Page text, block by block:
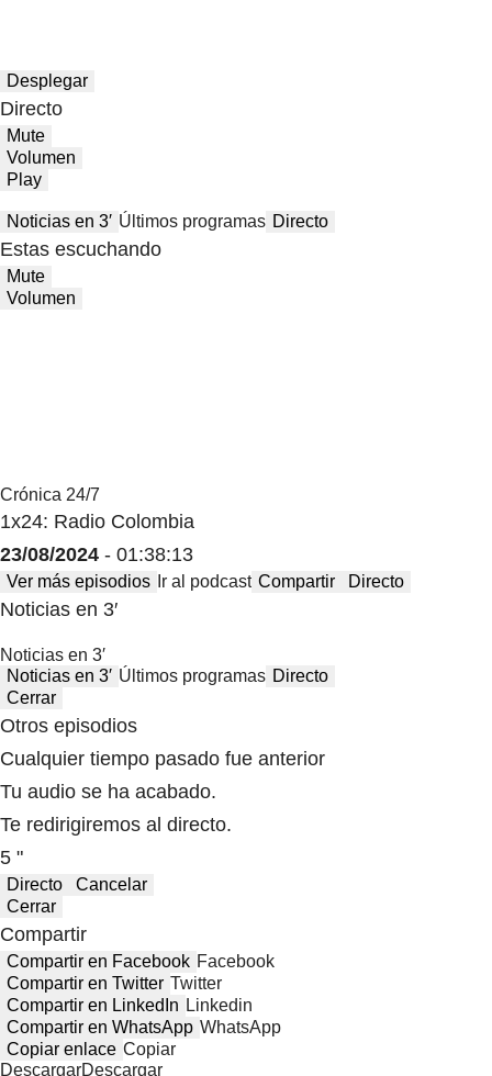
Desplegar
Directo
Mute
Volumen
Play
Noticias en 3′ Últimos programas Directo
Estas escuchando
Mute
Volumen
Crónica 24/7
1x24: Radio Colombia
23/08/2024 - 01:38:13
Ver más episodios Ir al podcast Compartir Directo
Noticias en 3′
Noticias en 3′
Noticias en 3′ Últimos programas Directo
Cerrar
Otros episodios
Cualquier tiempo pasado fue anterior
Tu audio se ha acabado.
Te redirigiremos al directo.
5 "
Directo
Cancelar
Cerrar
Compartir
Compartir en Facebook Facebook
Compartir en Twitter Twitter
Compartir en LinkedIn Linkedin
Compartir en WhatsApp WhatsApp
Copiar enlace Copiar
DescargarDescargar